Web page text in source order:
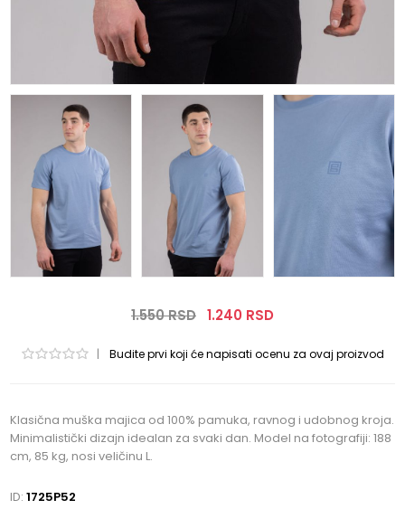
1.550 RSD 1.240 RSD
| Budite prvi koji će napisati ocenu za ovaj proizvod
Klasična muška majica od 100% pamuka, ravnog i udobnog kroja.
Minimalistički dizajn idealan za svaki dan. Model na fotografiji: 188
cm, 85 kg, nosi veličinu L.
ID: 1725P52